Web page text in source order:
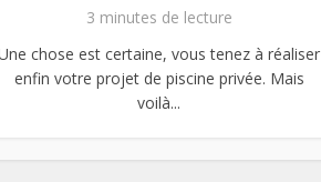
3 minutes de lecture
chose est certaine, vous tenez à réaliser
enfin votre projet de piscine privée. Mais
voilà...